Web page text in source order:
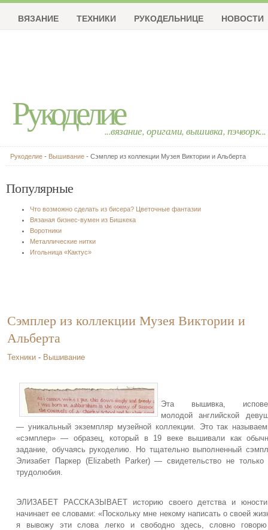
Рукоделие...вязание, оригами, вышивка, пэчворк...
ВЯЗАНИЕ ТЕХНИКИ РУКОДЕЛЬНИЦЕ НОВОСТИ
Рукоделие - Вышивание - Сэмплер из коллекции Музея Виктории и Альберта
Популярные
Что возможно сделать из бисера? Цветочные фантазии
Вязаная бизнес-вумен из Бишкека
Воротники
Металлические нитки
Игольница «Кактус»
Сэмплер из коллекции Музея Виктории и
Альберта
Техники - Вышивание
Эта вышивка,
молодой английской
— уникальный экземпляр музейной коллекции. Это так
«сэмплер» — образец, который в 19 веке вышивали как
задание, обучаясь рукоделию. Но тщательно выполненный
Элизабет Паркер (Elizabeth Parker) — свидетельство не только
трудолюбия.
ЭЛИЗАБЕТ РАССКАЗЫВАЕТ историю своего детства и
начинает ее словами: «Поскольку мне некому написать о своей
я вывожу эти слова легко и свободно здесь, словно